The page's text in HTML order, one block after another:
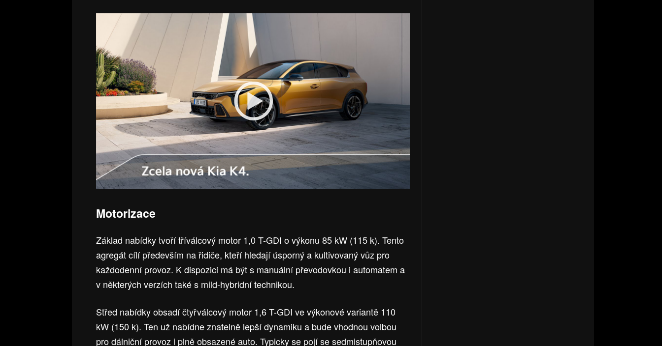
Motorizace
Základ nabídky tvoří tříválcový motor 1,0 T-GDI o výkonu 85 kW (115 k). Tento
agregát cílí především na řidiče, kteří hledají úsporný a kultivovaný vůz pro
každodenní provoz. K dispozici má být s manuální převodovkou i automatem a
v některých verzích také s mild-hybridní technikou.
Střed nabídky obsadí čtyřválcový motor 1,6 T-GDI ve výkonové variantě 110
kW (150 k). Ten už nabídne znatelně lepší dynamiku a bude vhodnou volbou
pro dálniční provoz i plně obsazené auto. Typicky se pojí se sedmistupňovou